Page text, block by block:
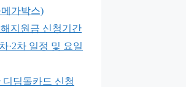
가박스)
지원금 신청기간
·2차 일정 및 요일
디딤돌카드 신청